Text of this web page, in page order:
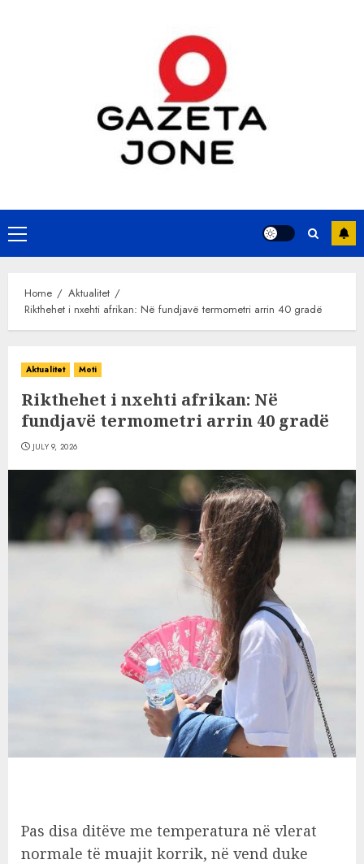
Primary
Menu
Home
Aktualitet
Rikthehet i nxehti afrikan: Në fundjavë termometri arrin 40 gradë
Aktualitet Moti
Rikthehet i nxehti afrikan: Në
fundjavë termometri arrin 40 gradë
JULY 9, 2026
Pas disa ditëve me temperatura në vlerat
normale të muajit korrik, në vend duke